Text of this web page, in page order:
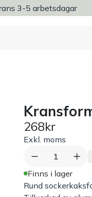
3-5 arbetsdagar
268kr
Exkl. moms
1
Finns i lager
Rund